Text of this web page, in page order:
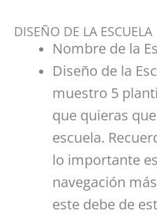
DISEÑO DE LA ESCUELA
Nombre de la
Diseño de la
muestro 5
que quieras
escuela.
lo importante
navegación
este debe de